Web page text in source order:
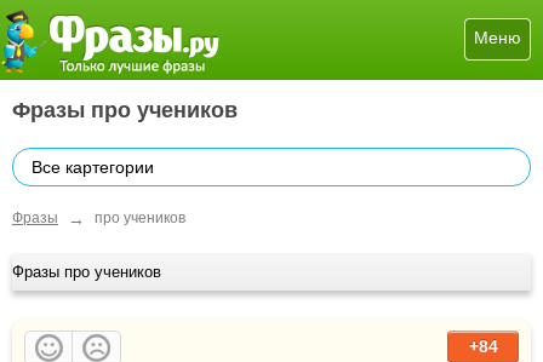
Меню
Фразы про учеников
Все картегории
Фразы → про учеников
Фразы про учеников
+84